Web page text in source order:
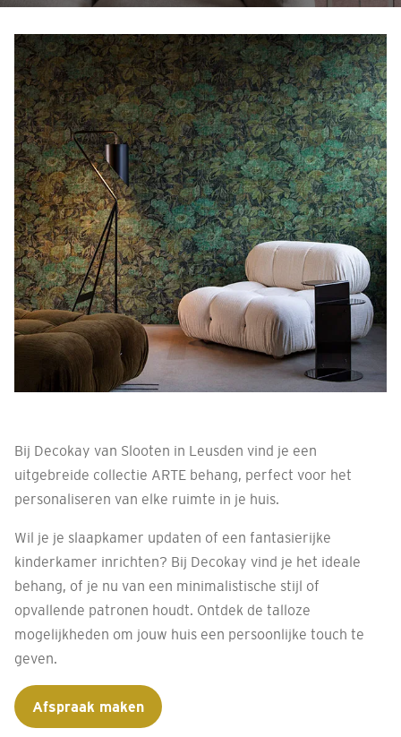
Bij Decokay van Slooten in Leusden vind je een
uitgebreide collectie ARTE behang, perfect voor het
personaliseren van elke ruimte in je huis.
Wil je je slaapkamer updaten of een fantasierijke
kinderkamer inrichten? Bij Decokay vind je het ideale
behang, of je nu van een minimalistische stijl of
opvallende patronen houdt. Ontdek de talloze
mogelijkheden om jouw huis een persoonlijke touch te
geven.
Afspraak maken